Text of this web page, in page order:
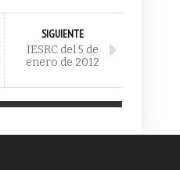
SIGUIENTE
IESRC del 5 de
enero de 2012